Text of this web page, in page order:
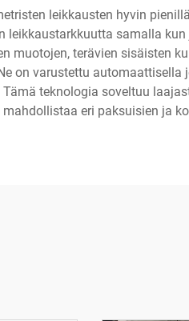
leikkausten hyvin
leikkaustarkkuutta samalla
muotojen, terävien sisäisten
on varustettu
teknologia soveltuu
eri paksuisien ja